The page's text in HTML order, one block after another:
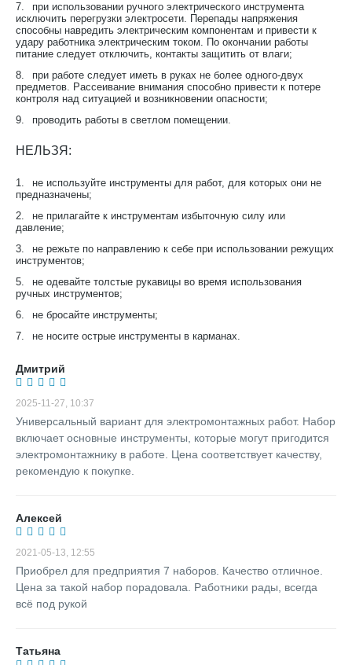
7.
при использовании ручного электрического инструмента
исключить перегрузки электросети. Перепады напряжения
способны навредить электрическим компонентам и привести к
удару работника электрическим током. По окончании работы
питание следует отключить, контакты защитить от влаги;
8.
при работе следует иметь в руках не более одного-двух
предметов. Рассеивание внимания способно привести к потере
контроля над ситуацией и возникновении опасности;
9.
проводить работы в светлом помещении.
НЕЛЬЗЯ:
1.
не используйте инструменты для работ, для которых они не
предназначены;
2.
не прилагайте к инструментам избыточную силу или
давление;
3.
не режьте по направлению к себе при использовании режущих
инструментов;
5.
не одевайте толстые рукавицы во время использования
ручных инструментов;
6.
не бросайте инструменты;
7.
не носите острые инструменты в карманах.
Дмитрий
2025-11-27, 10:37
Универсальный вариант для электромонтажных работ. Набор
включает основные инструменты, которые могут пригодится
электромонтажнику в работе. Цена соответствует качеству,
рекомендую к покупке.
Алексей
2021-05-13, 12:55
Приобрел для предприятия 7 наборов. Качество отличное.
Цена за такой набор порадовала. Работники рады, всегда
всё под рукой
Татьяна